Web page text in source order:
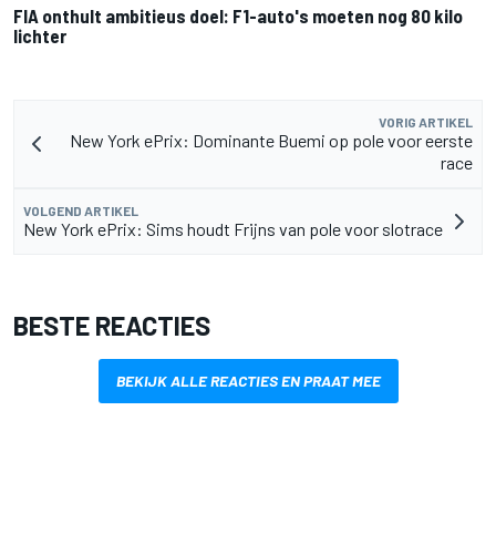
FIA onthult ambitieus doel: F1-auto's moeten nog 80 kilo
lichter
VORIG ARTIKEL
New York ePrix: Dominante Buemi op pole voor eerste
race
VOLGEND ARTIKEL
New York ePrix: Sims houdt Frijns van pole voor slotrace
BESTE REACTIES
BEKIJK ALLE REACTIES EN PRAAT MEE